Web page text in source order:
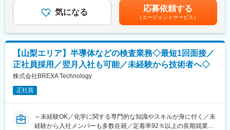
■はたらく環境：
残業については配属先によって多少前後しますが全社月平均残業
時間は20時間程度になります。年間休日120日以上を確保してお
り、プライベートのお時間もしっかりと確保できる環境の準備が
あります。
各プロジェクトには担当の営業が着任しており、定期的な面談な
どを通じて安心かつ安定した就業をサポート。
社内にはキャリアアドバイザーも常駐しているため、将来のキャ
リアや現職に関する相談も気軽に利用頂けます。
・契約更新手続き、条件交渉
◆医療事務スタッフのマネジメント
受託先医療機関で働くスタッフが安心して働ける環境を整え、現
場のマネージャーと一緒にサービスクオリティの向上に努めま
す。
・現場責任者（病院マネージャー、リーダー）のサポートと育成
・面談、部署ミーティング等による適切な人員配置の調整/実行
・労務管理、モチベーション管理、定着率向上施策の実施
・IT・DX活用による人件費最適化や運用改善の検討・提案
・医療法規やコンプライアンスの遵守状況の確認・指導
通じて上下する可能性があります。月給(月額)は固定手当を含めた
表記です。気になる 応募依頼する
（エージェントサービス）
【山梨エリア】半導体などの検査業務◇最短1回面接／
正社員採用／翌月入社も可能／未経験から技術者へ◇
株式会社BREXA Technology
正社員
～未経験OK／化学に関する専門的な知識やスキルが身に付く／未
経験から入社メンバーも多数在籍／定着率92％以上の長期就業が